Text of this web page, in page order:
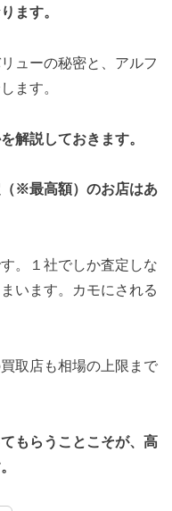
ます。
ューの秘密と、アルフ
ます。
解説しておきます。
※最高額）のお店はあ
。１社でしか査定しな
います。カモにされる
取店も相場の上限まで
もらうことこそが、高